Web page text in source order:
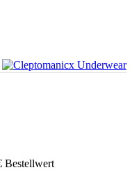
Bestellwert